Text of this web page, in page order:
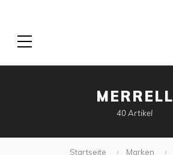
MERRELL
40 Artikel
Startseite Marken